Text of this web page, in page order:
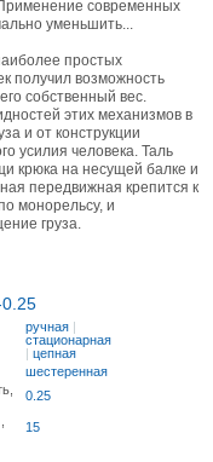
современных
уменьшить...
простых
получил возможность
собственный вес.
этих механизмов в
и от конструкции
усилия человека. Таль
крюка на несущей балке и
передвижная крепится к
монорельсу, и
груза.
ручная |
стационарная
| цепная
шестеренная
0.25
15